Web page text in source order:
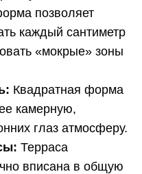
позволяет
каждый сантиметр
«мокрые» зоны
Квадратная форма
камерную,
глаз атмосферу.
Терраса
вписана в общую